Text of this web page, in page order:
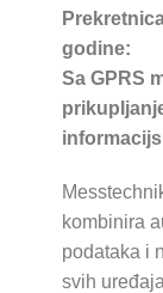
godine:
Sa GPRS
kombinira
podataka i
svih